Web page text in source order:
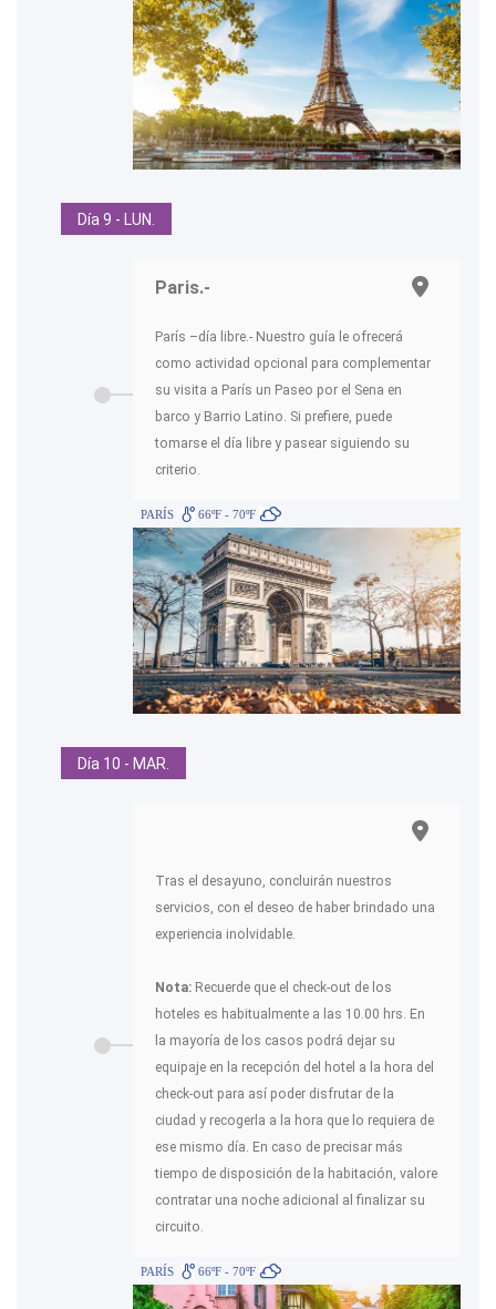
Día 9 - LUN.
Paris.-
París –día libre.- Nuestro guía le ofrecerá
como actividad opcional para complementar
su visita a París un Paseo por el Sena en
barco y Barrio Latino. Si prefiere, puede
tomarse el día libre y pasear siguiendo su
criterio.
PARÍS 66ºF - 70ºF
Día 10 - MAR.
Tras el desayuno, concluirán nuestros
servicios, con el deseo de haber brindado una
experiencia inolvidable.
Nota: Recuerde que el check-out de los
hoteles es habitualmente a las 10.00 hrs. En
la mayoría de los casos podrá dejar su
equipaje en la recepción del hotel a la hora del
check-out para así poder disfrutar de la
ciudad y recogerla a la hora que lo requiera de
ese mismo día. En caso de precisar más
tiempo de disposición de la habitación, valore
contratar una noche adicional al finalizar su
circuito.
PARÍS 66ºF - 70ºF